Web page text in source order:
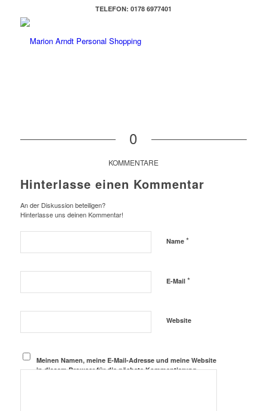
TELEFON: 0178 6977401
0
KOMMENTARE
Hinterlasse einen Kommentar
An der Diskussion beteiligen?
Hinterlasse uns deinen Kommentar!
Name *
E-Mail *
Website
Meinen Namen, meine E-Mail-Adresse und meine Website
in diesem Browser für die nächste Kommentierung